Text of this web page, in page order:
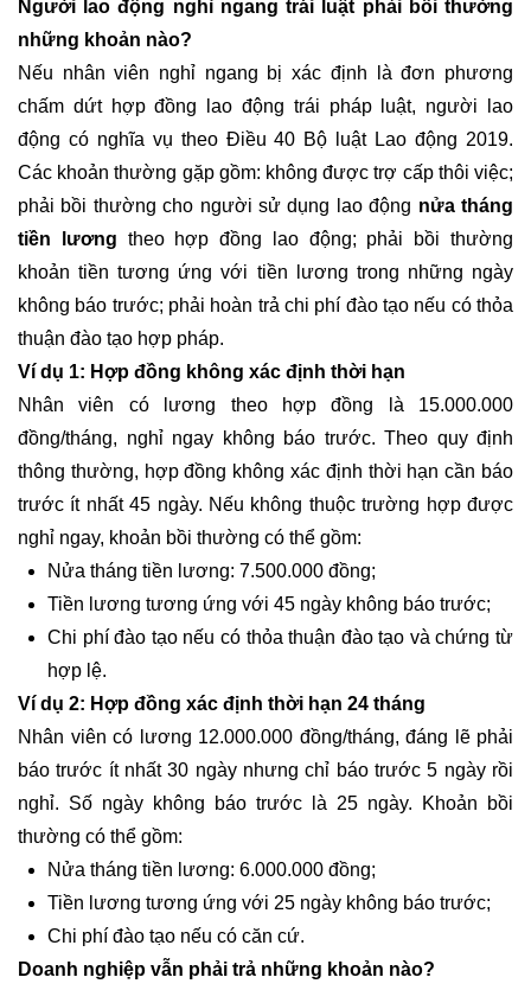
Người lao động nghỉ ngang trái luật phải bồi thường
những khoản nào?
Nếu nhân viên nghỉ ngang bị xác định là đơn phương
chấm dứt hợp đồng lao động trái pháp luật, người lao
động có nghĩa vụ theo Điều 40 Bộ luật Lao động 2019.
Các khoản thường gặp gồm: không được trợ cấp thôi việc;
phải bồi thường cho người sử dụng lao động nửa tháng
tiền lương theo hợp đồng lao động; phải bồi thường
khoản tiền tương ứng với tiền lương trong những ngày
không báo trước; phải hoàn trả chi phí đào tạo nếu có thỏa
thuận đào tạo hợp pháp.
Ví dụ 1: Hợp đồng không xác định thời hạn
Nhân viên có lương theo hợp đồng là 15.000.000
đồng/tháng, nghỉ ngay không báo trước. Theo quy định
thông thường, hợp đồng không xác định thời hạn cần báo
trước ít nhất 45 ngày. Nếu không thuộc trường hợp được
nghỉ ngay, khoản bồi thường có thể gồm:
Nửa tháng tiền lương: 7.500.000 đồng;
Tiền lương tương ứng với 45 ngày không báo trước;
Chi phí đào tạo nếu có thỏa thuận đào tạo và chứng từ
hợp lệ.
Ví dụ 2: Hợp đồng xác định thời hạn 24 tháng
Nhân viên có lương 12.000.000 đồng/tháng, đáng lẽ phải
báo trước ít nhất 30 ngày nhưng chỉ báo trước 5 ngày rồi
nghỉ. Số ngày không báo trước là 25 ngày. Khoản bồi
thường có thể gồm:
Nửa tháng tiền lương: 6.000.000 đồng;
Tiền lương tương ứng với 25 ngày không báo trước;
Chi phí đào tạo nếu có căn cứ.
Doanh nghiệp vẫn phải trả những khoản nào?